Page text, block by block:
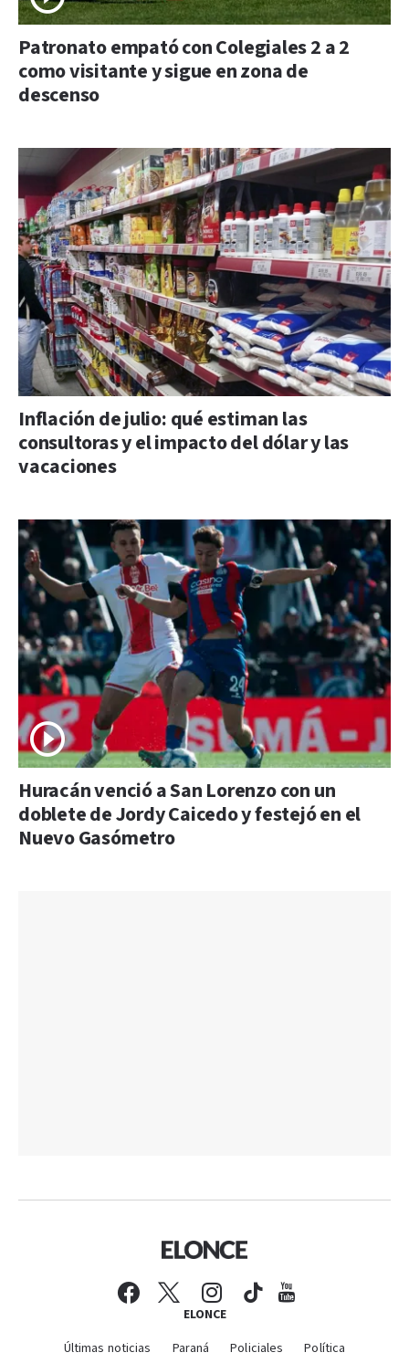
Patronato empató con Colegiales 2 a 2
como visitante y sigue en zona de
descenso
Inflación de julio: qué estiman las
consultoras y el impacto del dólar y las
vacaciones
Huracán venció a San Lorenzo con un
doblete de Jordy Caicedo y festejó en el
Nuevo Gasómetro
ELONCE
Últimas noticias Paraná Policiales Política